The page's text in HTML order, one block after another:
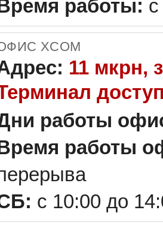
работы:
XCOM
11 мкрн,
работы
работы
с 10:00 до